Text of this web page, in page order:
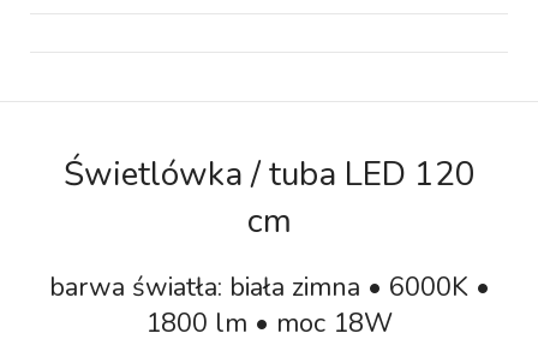
Świetlówka / tuba LED 120
cm
barwa światła: biała zimna • 6000K •
1800 lm • moc 18W